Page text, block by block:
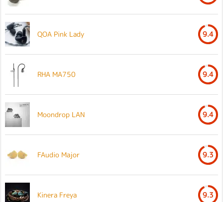
QOA Pink Lady 9.4
RHA MA750 9.4
Moondrop LAN 9.4
FAudio Major 9.3
Kinera Freya 9.3